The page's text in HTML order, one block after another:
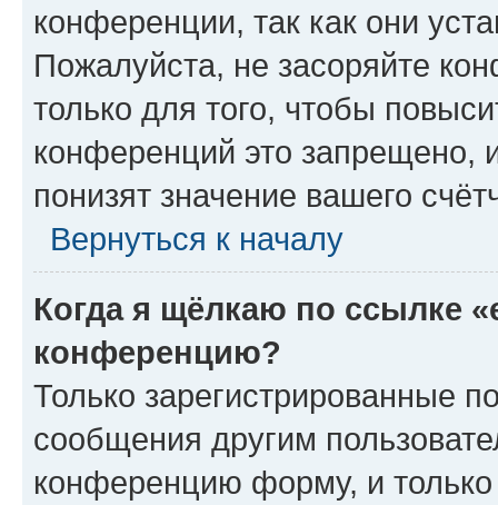
конференции, так как они
Пожалуйста, не засоряйте
только для того, чтобы
конференций это запрещено,
понизят значение вашего
Вернуться к началу
Когда я щёлкаю по ссылке
конференцию?
Только зарегистрированные
сообщения другим
конференцию форму, и